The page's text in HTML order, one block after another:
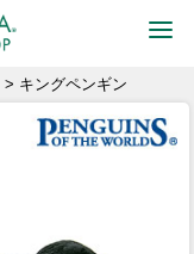
> キングペンギン